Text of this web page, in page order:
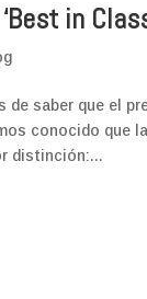
in
de saber que el
conocido que
distinción:...